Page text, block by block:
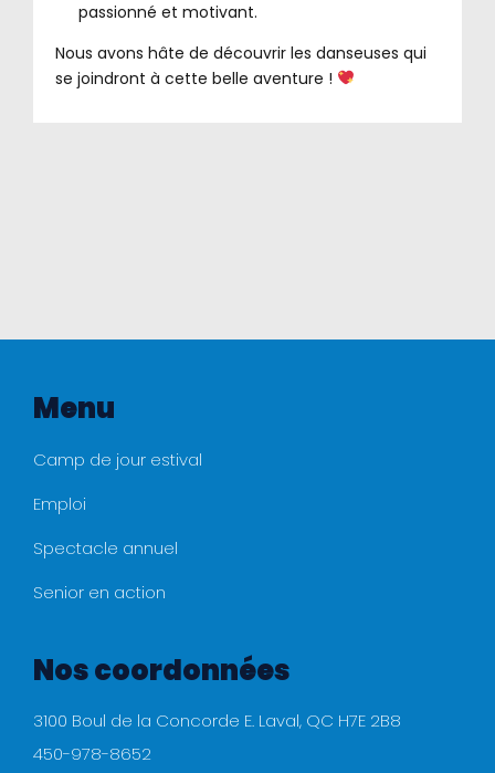
passionné et motivant.
Nous avons hâte de découvrir les danseuses qui
se joindront à cette belle aventure !
Menu
Camp de jour estival
Emploi
Spectacle annuel
Senior en action
Nos coordonnées
3100 Boul de la Concorde E. Laval, QC H7E 2B8
450-978-8652